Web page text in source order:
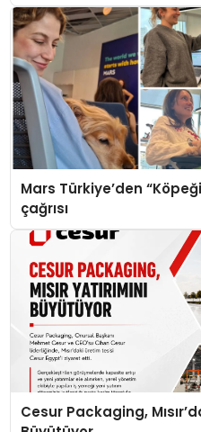
Mars Türkiye’den
çağrısı
Cesur Packaging,